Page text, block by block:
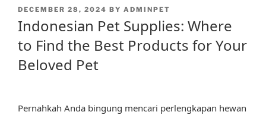
POSTED
DECEMBER 28, 2024 BY ADMINPET
Indonesian Pet Supplies: Where
to Find the Best Products for Your
Beloved Pet
Pernahkah Anda bingung mencari perlengkapan hewan